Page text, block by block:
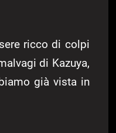
ricco di colpi
di Kazuya,
già vista in